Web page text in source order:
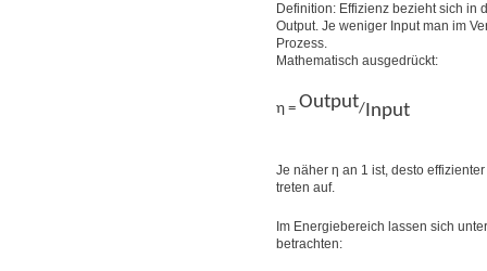
Definition: Effizienz bezieht sich in
Output. Je weniger Input man im
Prozess.
Mathematisch ausgedrückt:
η = Output/Input
Je näher η an 1 ist, desto
treten auf.
Im Energiebereich lassen sich
betrachten: